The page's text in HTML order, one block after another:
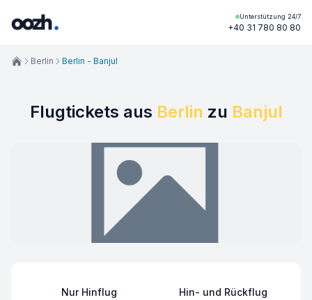
Unterstützung 24/7
+40 31 780 80 80
Flugtickets aus Berlin zu Banjul
Nur Hinflug Hin- und Rückflug
Berlin Berlin - Banjul